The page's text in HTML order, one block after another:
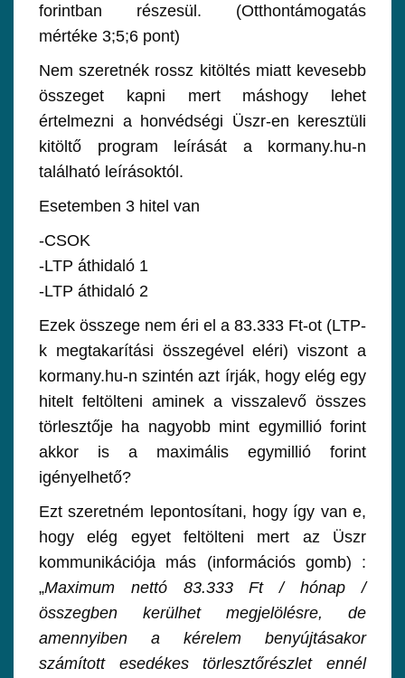
forintban részesül. (Otthontámogatás
mértéke 3;5;6 pont)
Nem szeretnék rossz kitöltés miatt kevesebb
összeget kapni mert máshogy lehet
értelmezni a honvédségi Üszr-en keresztüli
kitöltő program leírását a kormany.hu-n
található leírásoktól.
Esetemben 3 hitel van
-CSOK
-LTP áthidaló 1
-LTP áthidaló 2
Ezek összege nem éri el a 83.333 Ft-ot (LTP-
k megtakarítási összegével eléri) viszont a
kormany.hu-n szintén azt írják, hogy elég egy
hitelt feltölteni aminek a visszalevő összes
törlesztője ha nagyobb mint egymillió forint
akkor is a maximális egymillió forint
igényelhető?
Ezt szeretném lepontosítani, hogy így van e,
hogy elég egyet feltölteni mert az Üszr
kommunikációja más (információs gomb) :
„Maximum nettó 83.333 Ft / hónap /
összegben kerülhet megjelölésre, de
amennyiben a kérelem benyújtásakor
számított esedékes törlesztőrészlet ennél